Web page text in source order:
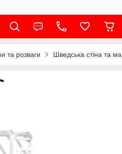
та розваги Шведська стіна та